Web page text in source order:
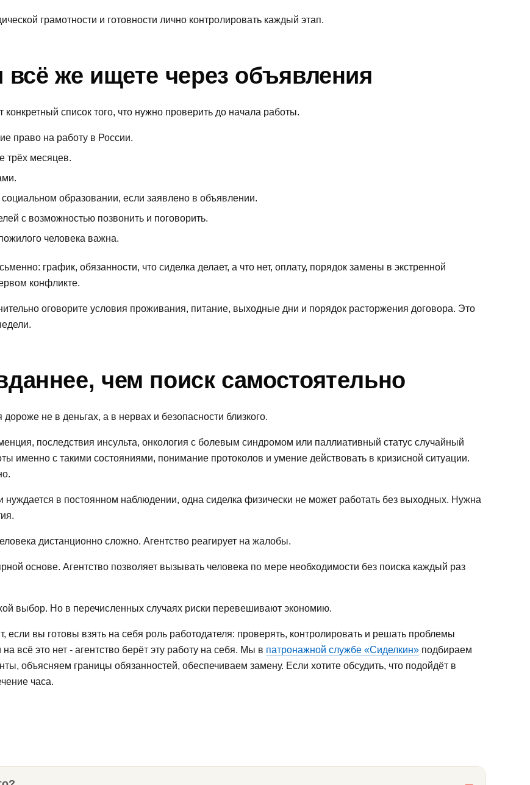
грамотности и готовности лично контролировать каждый этап.
всё же ищете через объявления
список того, что нужно проверить до начала работы.
право на работу в России.
трёх месяцев.
образовании, если заявлено в объявлении.
с возможностью позвонить и поговорить.
человека важна.
график, обязанности, что сиделка делает, а что нет, оплату, порядок замены в экстренной
конфликте.
оговорите условия проживания, питание, выходные дни и порядок расторжения договора. Это
чем поиск самостоятельно
не в деньгах, а в нервах и безопасности близкого.
последствия инсульта, онкология с болевым синдромом или паллиативный статус случайный
именно с такими состояниями, понимание протоколов и умение действовать в кризисной ситуации.
нуждается в постоянном наблюдении, одна сиделка физически не может работать без выходных. Нужна
дистанционно сложно. Агентство реагирует на жалобы.
основе. Агентство позволяет вызывать человека по мере необходимости без поиска каждый раз
выбор. Но в перечисленных случаях риски перевешивают экономию.
если вы готовы взять на себя роль работодателя: проверять, контролировать и решать проблемы
всё это нет - агентство берёт эту работу на себя. Мы в патронажной службе «Сиделкин» подбираем
объясняем границы обязанностей, обеспечиваем замену. Если хотите обсудить, что подойдёт в
часа.